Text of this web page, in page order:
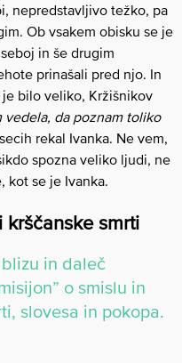
nepredstavljivo težko, pa
Ob vsakem obisku se je
in še drugim
prinašali pred njo. In
bilo veliko, Kržišnikov
vedela, da poznam toliko
rekal Ivanka. Ne vem,
spozna veliko ljudi, ne
kot se je Ivanka.
krščanske smrti
in daleč
o smislu in
slovesa in pokopa.